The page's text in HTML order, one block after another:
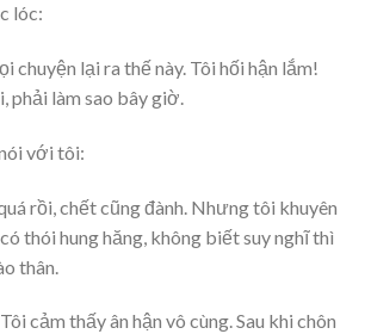
lóc:
chuyện lại ra thế này. Tôi hối hận lắm!
phải làm sao bây giờ.
với tôi:
rồi, chết cũng đành. Nhưng tôi khuyên
thói hung hăng, không biết suy nghĩ thì
thân.
cảm thấy ân hận vô cùng. Sau khi chôn